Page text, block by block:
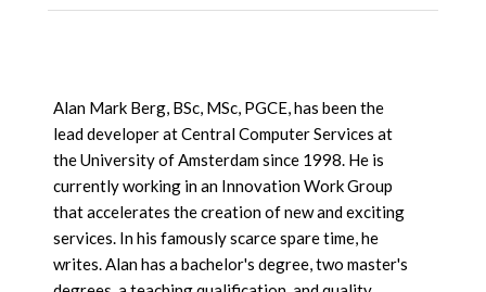
Alan Mark Berg, BSc, MSc, PGCE, has been the
lead developer at Central Computer Services at
the University of Amsterdam since 1998. He is
currently working in an Innovation Work Group
that accelerates the creation of new and exciting
services. In his famously scarce spare time, he
writes. Alan has a bachelor's degree, two master's